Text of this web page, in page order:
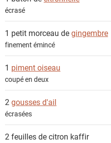
n
s
écrasé
1 petit morceau degingembre
finement émincé
1 piment oiseau
coupé en deux
2 gousses d'ail
écrasées
2 feuilles decitron kaffir